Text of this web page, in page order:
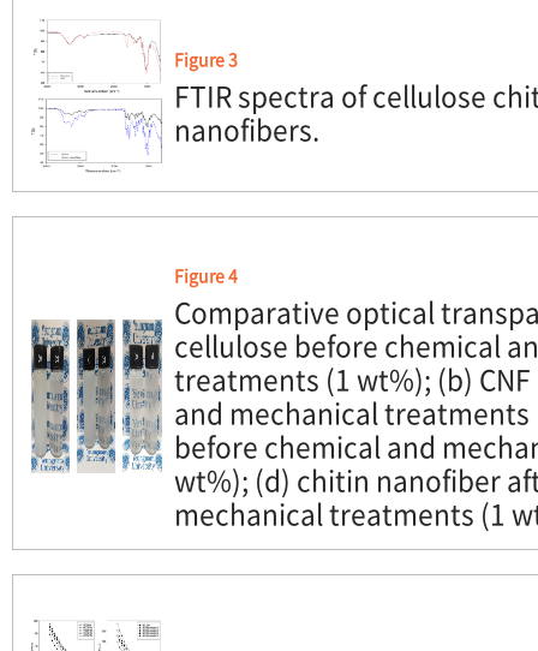
Figure 3
FTIR spectra of cellulose
nanofibers.
Figure 4
Comparative optical
cellulose before chemical
treatments (1 wt%); (b)
and mechanical
before chemical and
wt%); (d) chitin nanofiber
mechanical treatments (1